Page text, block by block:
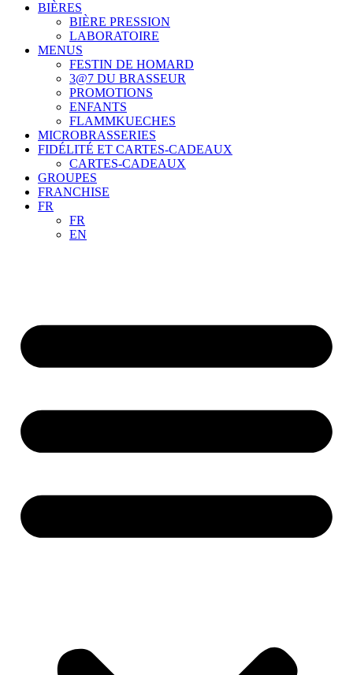
BIÈRES
BIÈRE PRESSION
LABORATOIRE
MENUS
FESTIN DE HOMARD
3@7 DU BRASSEUR
PROMOTIONS
ENFANTS
FLAMMKUECHES
MICROBRASSERIES
FIDÉLITÉ ET CARTES-CADEAUX
CARTES-CADEAUX
GROUPES
FRANCHISE
FR
FR
EN